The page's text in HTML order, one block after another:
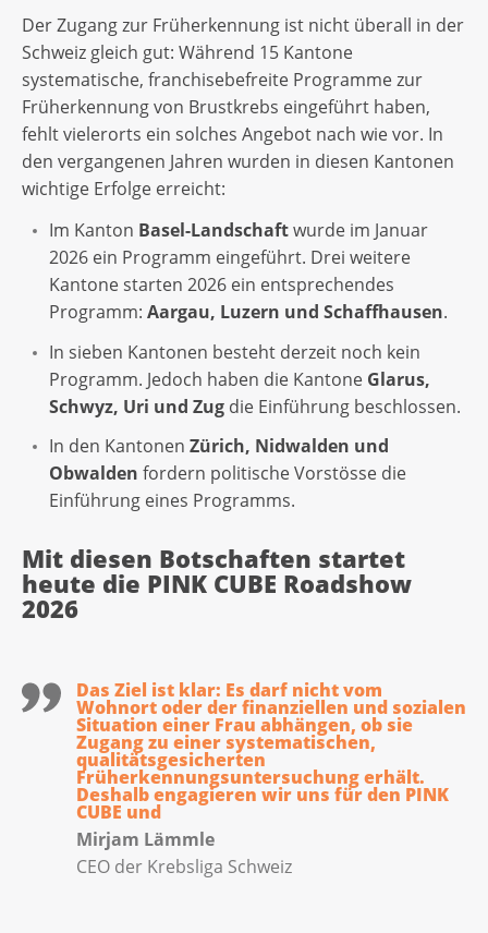
Der Zugang zur Früherkennung ist nicht überall in der
Schweiz gleich gut: Während 15 Kantone
systematische, franchisebefreite Programme zur
Früherkennung von Brustkrebs eingeführt haben,
fehlt vielerorts ein solches Angebot nach wie vor. In
den vergangenen Jahren wurden in diesen Kantonen
wichtige Erfolge erreicht:
Im Kanton Basel-Landschaftwurde im Januar
2026 ein Programm eingeführt. Drei weitere
Kantone starten 2026 ein entsprechendes
Programm: Aargau, Luzern und Schaffhausen.
In sieben Kantonen besteht derzeit noch kein
Programm. Jedoch haben die Kantone Glarus,
Schwyz, Uri und Zug die Einführung beschlossen.
In den Kantonen Zürich, Nidwalden und
Obwalden fordern politische Vorstösse die
Einführung eines Programms.
Mit diesen Botschaften startet
heute die PINK CUBE Roadshow
2026
Das Ziel ist klar: Es darf nicht vom
Wohnort oder der finanziellen und sozialen
Situation einer Frau abhängen, ob sie
Zugang zu einer systematischen,
qualitätsgesicherten
Früherkennungsuntersuchung erhält.
Deshalb engagieren wir uns für den PINK
CUBE und
Mirjam Lämmle
CEO der Krebsliga Schweiz